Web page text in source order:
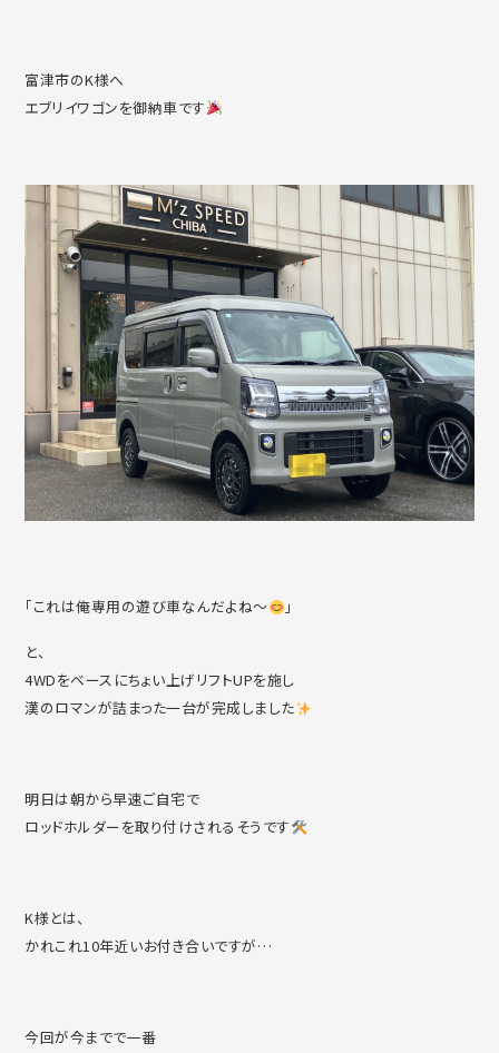
富津市のK様へ
エブリイワゴンを御納車です
「これは俺専用の遊び車なんだよね〜 」
と、
4WDをベースにちょい上げリフトUPを施し
漢のロマンが詰まった一台が完成しました
明日は朝から早速ご自宅で
ロッドホルダーを取り付けされるそうです
K様とは、
かれこれ10年近いお付き合いですが…
今回が今までで一番